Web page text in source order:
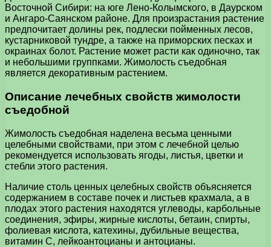
Восточной Сибири: на юге Лено-Колымского, в Даурском
и Ангаро-Саянском районе. Для произрастания растение
предпочитает долины рек, подлески пойменных лесов,
кустарниковой тундре, а также на приморских песках и
окраинах болот. Растение может расти как одиночно, так
и небольшими группками. Жимолость съедобная
является декоративным растением.
Описание лечебных свойств жимолости
съедобной
Жимолость съедобная наделена весьма ценными
целебными свойствами, при этом с лечебной целью
рекомендуется использовать ягоды, листья, цветки и
стебли этого растения.
Наличие столь ценных целебных свойств объясняется
содержанием в составе почек и листьев крахмала, а в
плодах этого растения находятся углеводы, карбольные
соединения, эфиры, жирные кислоты, бетаин, спирты,
фолиевая кислота, катехины, дубильные вещества,
витамин С, лейкоантоцианы и антоцианы.